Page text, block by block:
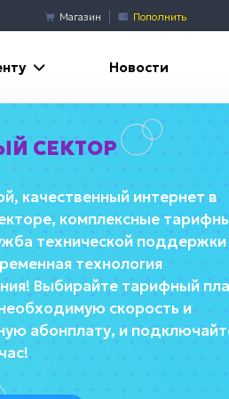
Магазин Пополнить
Новости
СЕКТОР
качественный интернет в
комплексные
технической поддержки
технология
Выбирайте тарифный
скорость и
абонплату, и